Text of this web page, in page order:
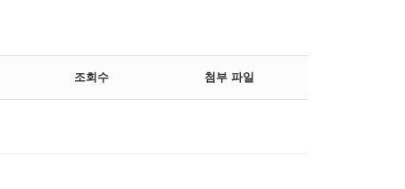
조회수 첨부 파일